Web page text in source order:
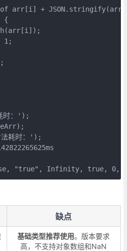
arr[i] +
{
1;
时：');
耗时：');
"true", Infinity, true,
缺点
基础类型推荐使用。版本要求
高，不支持对象数组和NaN